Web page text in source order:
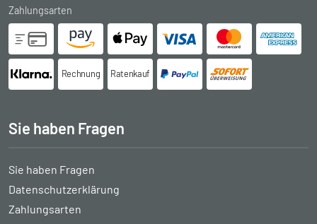
Zahlungsarten
Rechnung Ratenkauf
Sie haben Fragen
Sie haben Fragen
Datenschutzerklärung
Zahlungsarten